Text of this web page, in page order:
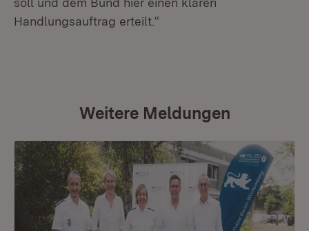
Handlungsauftrag erteilt.“
Weitere Meldungen